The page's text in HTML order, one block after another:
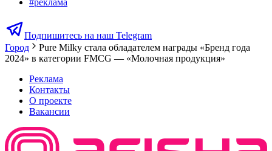
#реклама
Подпишитесь на наш Telegram
Город
Pure Milky стала обладателем награды «Бренд года
2024» в категории FMCG — «Молочная продукция»
Реклама
Контакты
О проекте
Вакансии